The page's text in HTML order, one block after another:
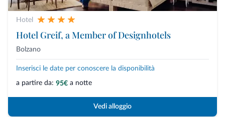
Hotel
Hotel Greif, a Member of Designhotels
Bolzano
Inserisci le date per conoscere la disponibilità
a partire da: 95€ a notte
Vedi alloggio